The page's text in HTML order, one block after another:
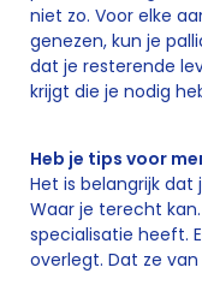
niet zo. Voor elke
genezen, kun je
dat je resterende
krijgt die je nodig
Heb je tips voor
Het is belangrijk
Waar je terecht
specialisatie heeft.
overlegt. Dat ze